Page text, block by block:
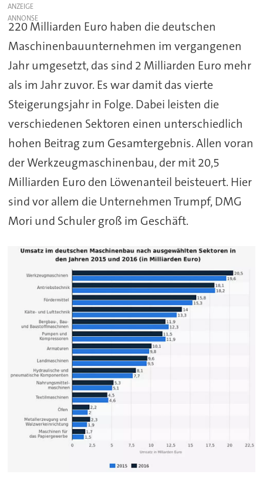
ANZEIGE
220 Milliarden Euro haben die deutschen
Maschinenbauunternehmen im vergangenen
Jahr umgesetzt, das sind 2 Milliarden Euro mehr
als im Jahr zuvor. Es war damit das vierte
Steigerungsjahr in Folge. Dabei leisten die
verschiedenen Sektoren einen unterschiedlich
hohen Beitrag zum Gesamtergebnis. Allen voran
der Werkzeugmaschinenbau, der mit 20,5
Milliarden Euro den Löwenanteil beisteuert. Hier
sind vor allem die Unternehmen Trumpf, DMG
Mori und Schuler groß im Geschäft.